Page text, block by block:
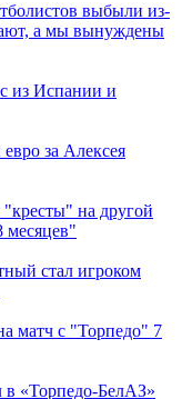
выбыли из-
а мы вынуждены
из Испании и
за Алексея
на другой
месяцев"
стал игроком
матч с "Торпедо" 7
«Торпедо-БелАЗ»